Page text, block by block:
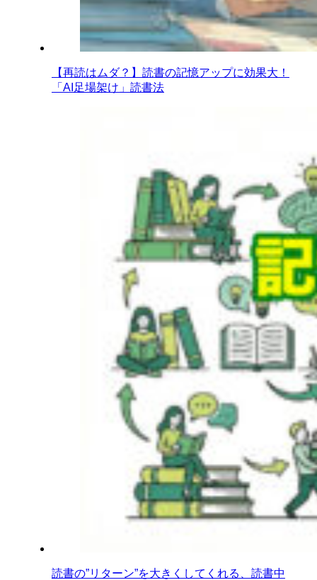
【再読はムダ？】読書の記憶アップに効果大！
「AI足場架け」読書法
読書の”リターン”を大きくしてくれる、読書中